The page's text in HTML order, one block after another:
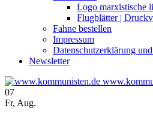
Logo marxistische
Flugblätter |
Fahne bestellen
Impressum
Datenschutzerklärung
Newsletter
07
Fr, Aug.